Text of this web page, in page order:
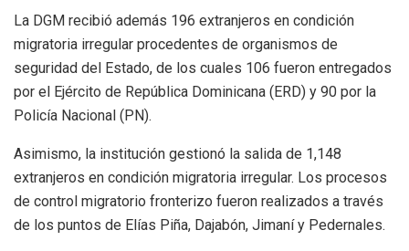
La DGM recibió además 196 extranjeros en condición
migratoria irregular procedentes de organismos de
seguridad del Estado, de los cuales 106 fueron entregados
por el Ejército de República Dominicana (ERD) y 90 por la
Policía Nacional (PN).
Asimismo, la institución gestionó la salida de 1,148
extranjeros en condición migratoria irregular. Los procesos
de control migratorio fronterizo fueron realizados a través
de los puntos de Elías Piña, Dajabón, Jimaní y Pedernales.